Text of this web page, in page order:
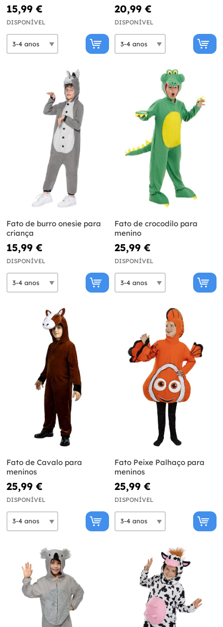
15,99 €
DISPONÍVEL
20,99 €
DISPONÍVEL
Fato de burro onesie para
criança
15,99 €
DISPONÍVEL
Fato de crocodilo para
menino
25,99 €
DISPONÍVEL
Fato de Cavalo para
meninos
25,99 €
DISPONÍVEL
Fato Peixe Palhaço para
meninos
25,99 €
DISPONÍVEL